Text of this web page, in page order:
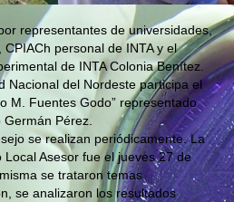
representantes de universidades,
personal de INTA y el
de INTA Colonia Benítez.
Nacional del Nordeste participa el
M. Fuentes Godo” representado
Pérez.
se realizan periódicamente. La
Asesor fue el jueves 27 de
se trataron temas
se analizaron los resultados